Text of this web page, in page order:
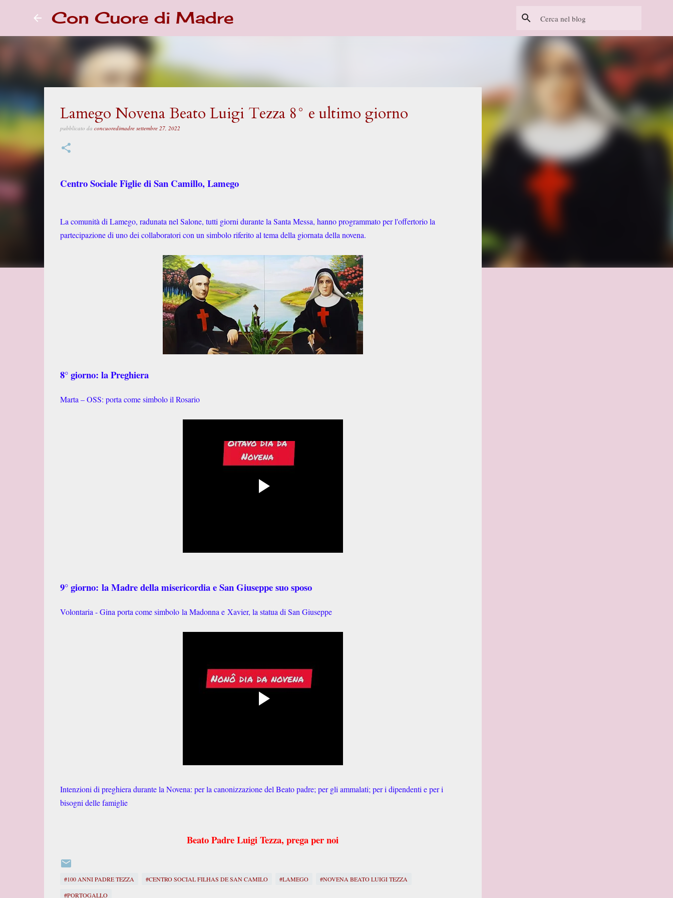
Con Cuore di Madre
Lamego Novena Beato Luigi Tezza 8° e ultimo giorno
pubblicato da concuoredimadre settembre 27, 2022
Centro Sociale Figlie di San Camillo, Lamego
La comunità di Lamego, radunata nel Salone, tutti giorni durante la Santa Messa, hanno programmato per l'offertorio la
partecipazione di uno dei collaboratori con un simbolo riferito al tema della giornata della novena.
8° giorno: la Preghiera
Marta – OSS: porta come simbolo il Rosario
9° giorno: la Madre della misericordia e San Giuseppe suo sposo
Volontaria - Gina porta come simbolo la Madonna e Xavier, la statua di San Giuseppe
Intenzioni di preghiera durante la Novena: per la canonizzazione del Beato padre; per gli ammalati; per i dipendenti e per i
bisogni delle famiglie
Beato Padre Luigi Tezza, prega per noi
#100 ANNI PADRE TEZZA #CENTRO SOCIAL FILHAS DE SAN CAMILO #LAMEGO
#NOVENA BEATO LUIGI TEZZA
#PORTOGALLO